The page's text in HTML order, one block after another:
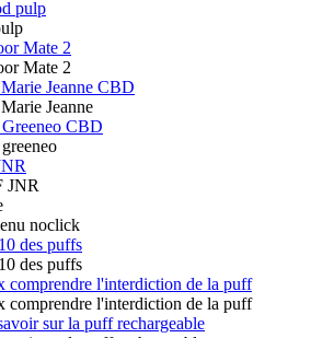
pulp
Mate 2
Mate 2
Jeanne CBD
Jeanne
CBD
JNR
noclick
des puffs
des puffs
comprendre l'interdiction de la puff
comprendre l'interdiction de la puff
sur la puff rechargeable